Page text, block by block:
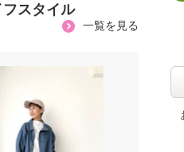
スタイル
一覧を見る